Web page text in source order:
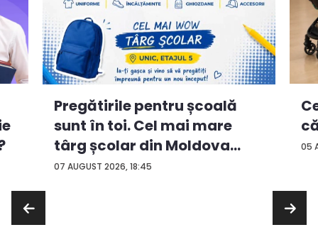
07 AUGUST 2026, 18:45
Pregătirile pentru școală
sunt în toi. Cel mai mare
târg școlar din Moldova
con...
05